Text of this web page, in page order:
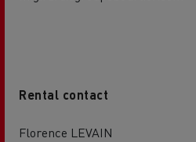
Rental contact
Florence LEVAIN